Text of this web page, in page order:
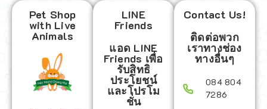
Pet Shop
with Live
Animals
LINE
Friends
แอด LINE
Friends เพื่อ
รับสิทธิ
ประโยชน์
และโปรโม
ชั่น
Contact Us!
ติดต่อพวก
เราทางช่อง
ทางอื่นๆ
084 804
7286